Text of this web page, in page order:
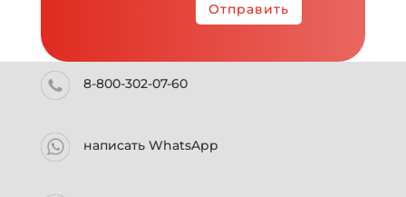
Отправить
8-800-302-07-60
написать WhatsApp